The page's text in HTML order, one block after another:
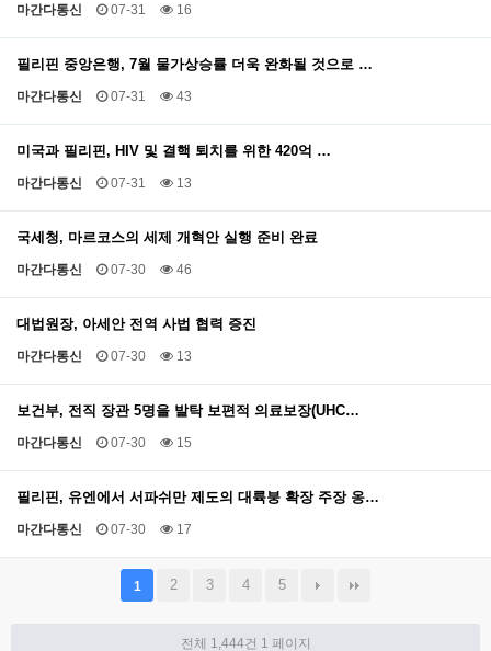
마간다통신 07-31 16
필리핀 중앙은행, 7월 물가상승률 더욱 완화될 것으로 …
마간다통신 07-31 43
미국과 필리핀, HIV 및 결핵 퇴치를 위한 420억 …
마간다통신 07-31 13
국세청, 마르코스의 세제 개혁안 실행 준비 완료
마간다통신 07-30 46
대법원장, 아세안 전역 사법 협력 증진
마간다통신 07-30 13
보건부, 전직 장관 5명을 발탁 보편적 의료보장(UHC…
마간다통신 07-30 15
필리핀, 유엔에서 서파쉬만 제도의 대륙붕 확장 주장 옹…
마간다통신 07-30 17
1 2 3 4 5
전체 1,444건 1 페이지